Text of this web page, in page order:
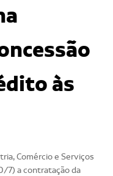
às
Comércio e Serviços
7) a contratação da